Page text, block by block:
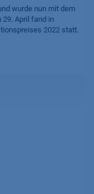
wurde nun mit dem
April fand in
2022 statt.